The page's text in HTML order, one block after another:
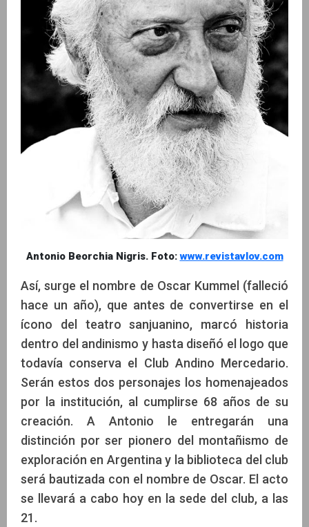
Antonio Beorchia Nigris. Foto:www.revistavlov.com
Así, surge el nombre de Oscar Kummel (falleció
hace un año), que antes de convertirse en el
ícono del teatro sanjuanino, marcó historia
dentro del andinismo y hasta diseñó el logo que
todavía conserva el Club Andino Mercedario.
Serán estos dos personajes los homenajeados
por la institución, al cumplirse 68 años de su
creación. A Antonio le entregarán una
distinción por ser pionero del montañismo de
exploración en Argentina y la biblioteca del club
será bautizada con el nombre de Oscar. El acto
se llevará a cabo hoy en la sede del club, a las
21.